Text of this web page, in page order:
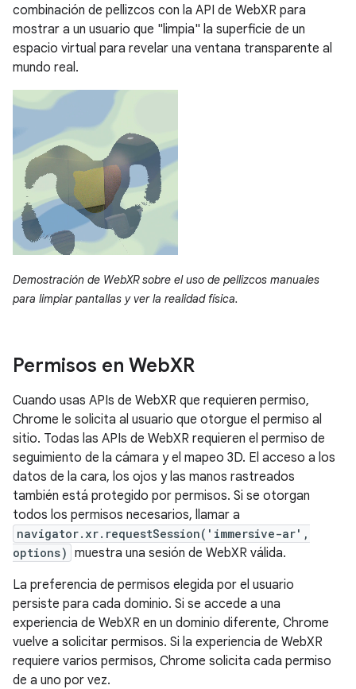
combinación de pellizcos con la API de WebXR para
mostrar a un usuario que "limpia" la superficie de un
espacio virtual para revelar una ventana transparente al
mundo real.
Demostración de WebXR sobre el uso de pellizcos manuales
para limpiar pantallas y ver la realidad física.
Permisos en WebXR
Cuando usas APIs de WebXR que requieren permiso,
Chrome le solicita al usuario que otorgue el permiso al
sitio. Todas las APIs de WebXR requieren el permiso de
seguimiento de la cámara y el mapeo 3D. El acceso a los
datos de la cara, los ojos y las manos rastreados
también está protegido por permisos. Si se otorgan
todos los permisos necesarios, llamar a
navigator.xr.requestSession('immersive-ar',
options) muestra una sesión de WebXR válida.
La preferencia de permisos elegida por el usuario
persiste para cada dominio. Si se accede a una
experiencia de WebXR en un dominio diferente, Chrome
vuelve a solicitar permisos. Si la experiencia de WebXR
requiere varios permisos, Chrome solicita cada permiso
de a uno por vez.